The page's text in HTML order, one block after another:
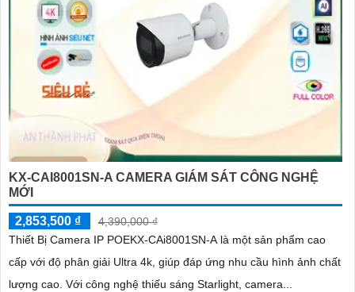
KX-CAI8001SN-A CAMERA GIÁM SÁT CÔNG NGHỆ
MỚI
2,853,500 ₫
4,390,000 ₫
Thiết Bị Camera IP POEKX-CAi8001SN-A là một sản phẩm cao
cấp với độ phân giải Ultra 4k, giúp đáp ứng nhu cầu hình ảnh chất
lượng cao. Với công nghệ thiếu sáng Starlight, camera...